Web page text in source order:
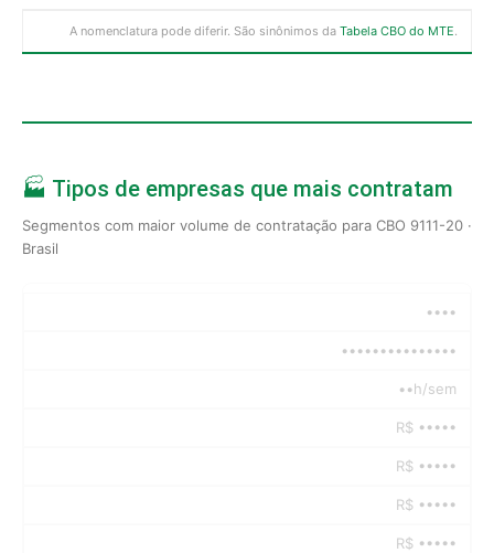
A nomenclatura pode diferir. São sinônimos da Tabela CBO do MTE.
🏭 Tipos de empresas que mais contratam
Segmentos com maior volume de contratação para CBO 9111-20 ·
Brasil
••••
•••••••••••••••
••h/sem
R$ •••••
R$ •••••
R$ •••••
R$ •••••